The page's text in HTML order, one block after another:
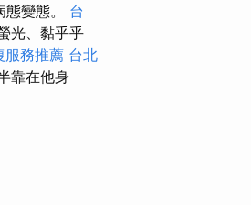
變態。 台
光、黏乎乎
服務推薦 台北
靠在他身